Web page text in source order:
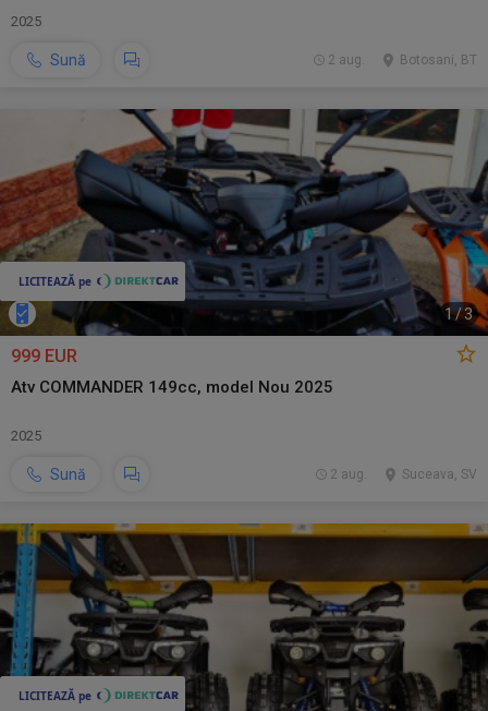
2025
Sună Botosani, BT
2 aug.
1/3
999 EUR
Atv COMMANDER 149cc, model Nou 2025
2025
Sună Suceava, SV
2 aug.